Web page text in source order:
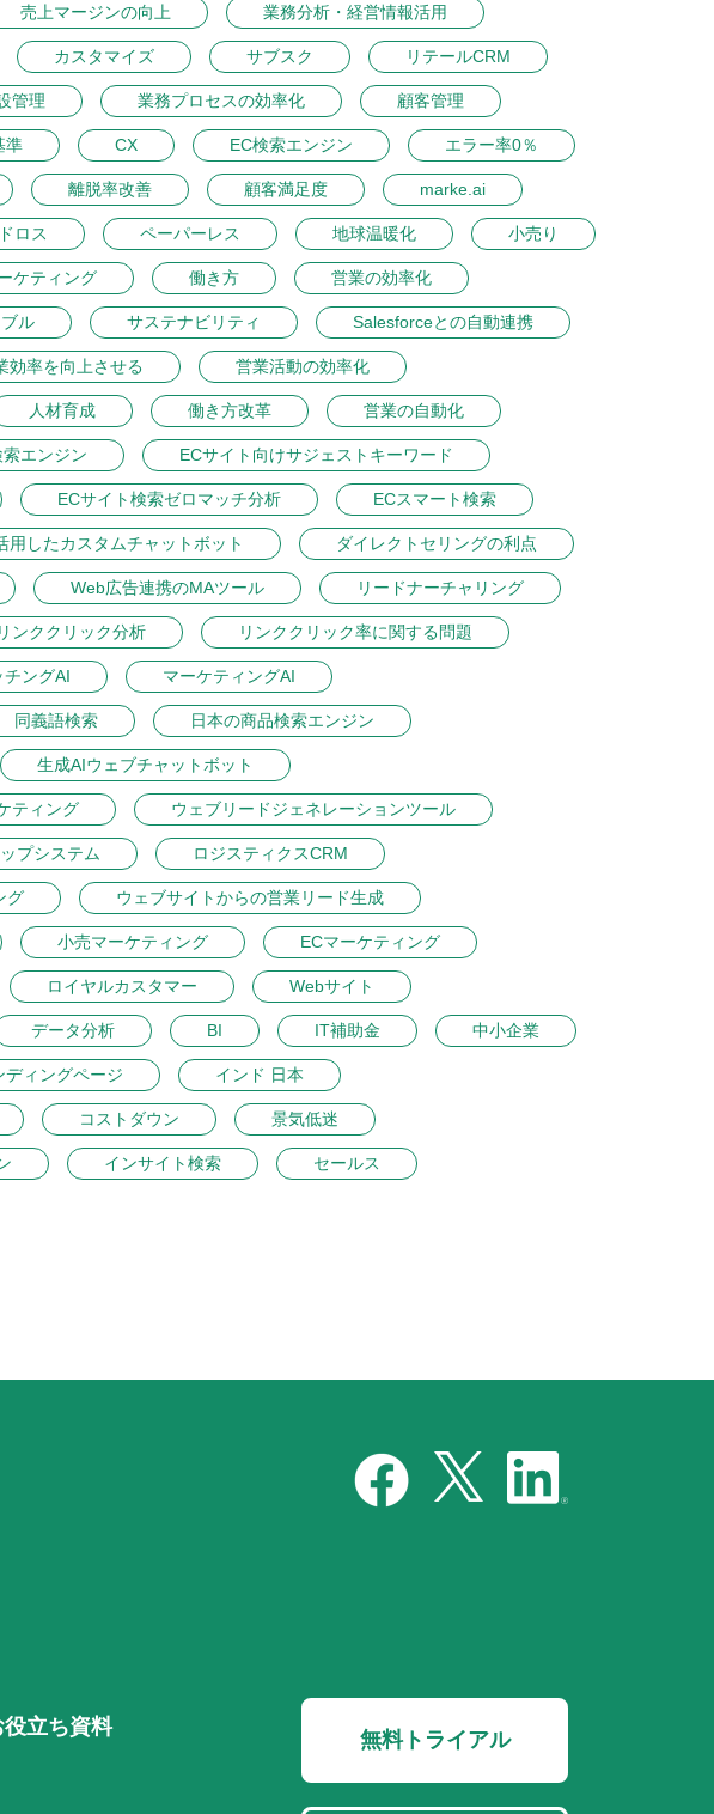
売上マージンの向上 業務分析・経営情報活用
カスタマイズ サブスク リテールCRM
管理 業務プロセスの効率化 顧客管理
準 CX EC検索エンジン エラー率0％
離脱率改善 顧客満足度 marke.ai
ロス ペーパーレス 地球温暖化 小売り
ケティング 働き方 営業の効率化
ル サステナビリティ Salesforceとの自動連携
効率を向上させる 営業活動の効率化
人材育成 働き方改革 営業の自動化
索エンジン ECサイト向けサジェストキーワード
ECサイト検索ゼロマッチ分析 ECスマート検索
用したカスタムチャットボット ダイレクトセリングの利点
Web広告連携のMAツール リードナーチャリング
ンククリック分析 リンククリック率に関する問題
チングAI マーケティングAI
同義語検索 日本の商品検索エンジン
生成AIウェブチャットボット
ティング ウェブリードジェネレーションツール
プシステム ロジスティクスCRM
グ ウェブサイトからの営業リード生成
小売マーケティング ECマーケティング
ロイヤルカスタマー Webサイト
データ分析 BI IT補助金 中小企業
ディングページ インド 日本
コストダウン 景気低迷
インサイト検索 セールス
役立ち資料
無料トライアル